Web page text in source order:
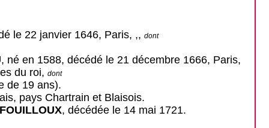
le 22 janvier 1646, Paris, ,, dont
, né en 1588, décédé le 21 décembre 1666, Paris,
du roi, dont
de 19 ans).
pays Chartrain et Blaisois.
, décédée le 14 mai 1721.